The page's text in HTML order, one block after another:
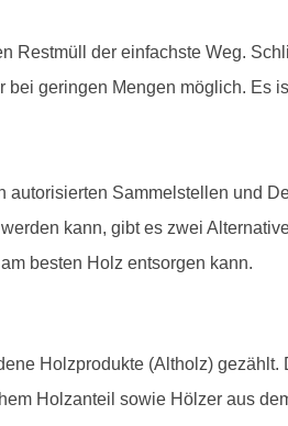
Restmüll der einfachste Weg.
geringen Mengen möglich. Es
Sammelstellen und
kann, gibt es zwei
besten Holz entsorgen kann.
Holzprodukte (Altholz) gezählt.
Holzanteil sowie Hölzer aus